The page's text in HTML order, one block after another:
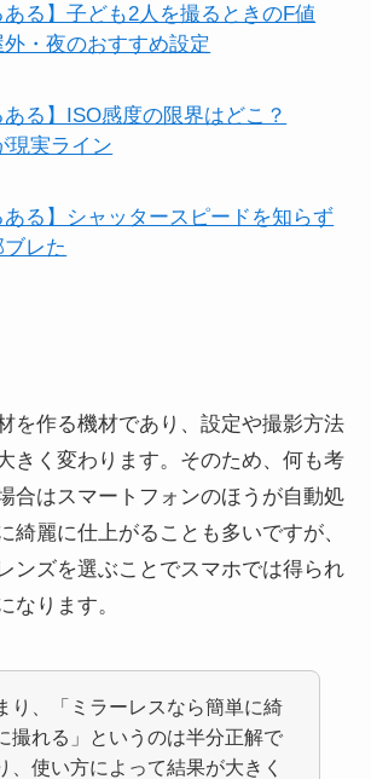
ある】子ども2人を撮るときのF値
・夜のおすすめ設定
ある】ISO感度の限界はどこ？
現実ライン
ある】シャッタースピードを知らず
レた
を作る機材であり、設定や撮影方法
きく変わります。そのため、何も考
合はスマートフォンのほうが自動処
綺麗に仕上がることも多いですが、
ンズを選ぶことでスマホでは得られ
なります。
り、「ミラーレスなら簡単に綺
撮れる」というのは半分正解で
、使い方によって結果が大きく